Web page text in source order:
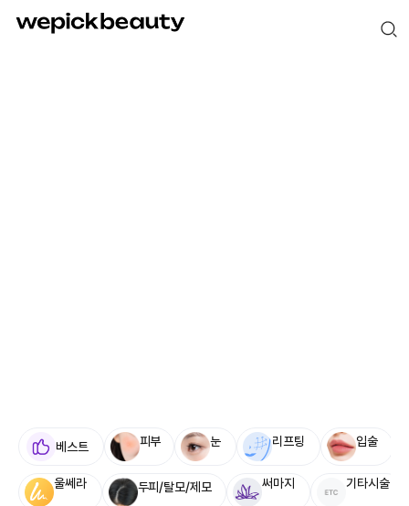
베스트 피부 눈 리프팅 입술
울쎄라 두피/탈모/제모 써마지 기타시술